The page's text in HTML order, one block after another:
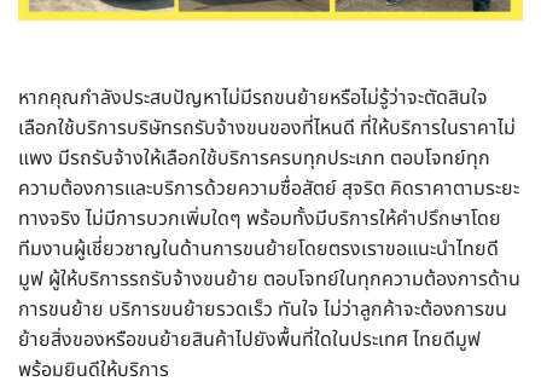
หากคุณกำลังประสบปัญหาไม่มีรถขนย้ายหรือไม่รู้ว่าจะตัดสินใจ
เลือกใช้บริการบริษัทรถรับจ้างขนของที่ไหนดี ที่ให้บริการในราคาไม่
แพง มีรถรับจ้างให้เลือกใช้บริการครบทุกประเภท ตอบโจทย์ทุก
ความต้องการและบริการด้วยความซื่อสัตย์ สุจริต คิดราคาตามระยะ
ทางจริง ไม่มีการบวกเพิ่มใดๆ พร้อมทั้งมีบริการให้คำปรึกษาโดย
ทีมงานผู้เชี่ยวชาญในด้านการขนย้ายโดยตรงเราขอแนะนำไทยดี
มูฟ ผู้ให้บริการรถรับจ้างขนย้าย ตอบโจทย์ในทุกความต้องการด้าน
การขนย้าย บริการขนย้ายรวดเร็ว ทันใจ ไม่ว่าลูกค้าจะต้องการขน
ย้ายสิ่งของหรือขนย้ายสินค้าไปยังพื้นที่ใดในประเทศ ไทยดีมูฟ
พร้อมยินดีให้บริการ